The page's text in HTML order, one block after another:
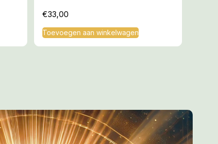
€33,00
Toevoegen aan winkelwagen